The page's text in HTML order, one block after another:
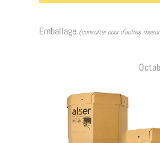
Emballage (consulter pour d’autres